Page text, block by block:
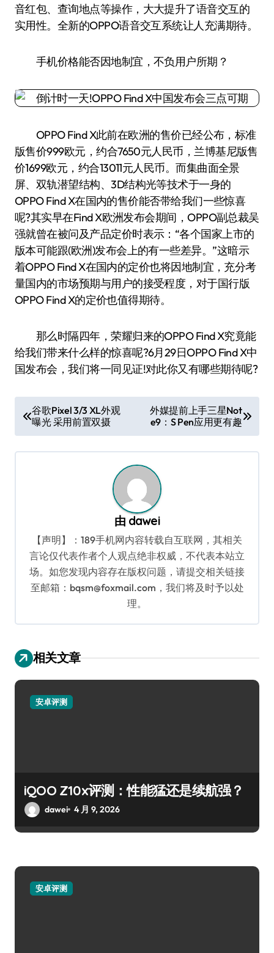
音红包、查询地点等操作，大大提升了语音交互的
实用性。全新的OPPO语音交互系统让人充满期待。
手机价格能否因地制宜，不负用户所期？
OPPO Find X此前在欧洲的售价已经公布，标准
版售价999欧元，约合7650元人民币，兰博基尼版售
价1699欧元，约合13011元人民币。而集曲面全景
屏、双轨潜望结构、3D结构光等技术于一身的
OPPO Find X在国内的售价能否带给我们一些惊喜
呢?其实早在Find X欧洲发布会期间，OPPO副总裁吴
强就曾在被问及产品定价时表示：“各个国家上市的
版本可能跟(欧洲)发布会上的有一些差异。”这暗示
着OPPO Find X在国内的定价也将因地制宜，充分考
量国内的市场预期与用户的接受程度，对于国行版
OPPO Find X的定价也值得期待。
那么时隔四年，荣耀归来的OPPO Find X究竟能
给我们带来什么样的惊喜呢?6月29日OPPO Find X中
国发布会，我们将一同见证!对此你又有哪些期待呢?
章
导
谷歌Pixel 3/3 XL外观
曝光 采用前置双摄
外媒提前上手三星Not
e9：S Pen应用更有趣
由 dawei
【声明】：189手机网内容转载自互联网，其相关
言论仅代表作者个人观点绝非权威，不代表本站立
场。如您发现内容存在版权问题，请提交相关链接
至邮箱：bqsm@foxmail.com，我们将及时予以处
理。
相关文章
安卓评测
iQOO Z10x评测：性能猛还是续航强？
dawei 4 月 9, 2026
安卓评测